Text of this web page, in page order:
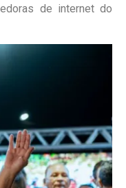
de internet do